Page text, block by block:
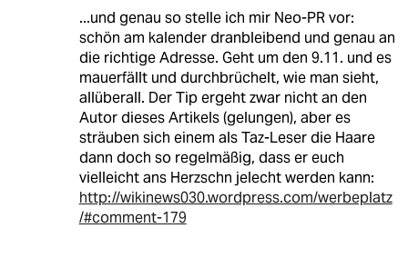
...und genau so stelle ich mir Neo-PR vor:
schön am kalender dranbleibend und genau an
die richtige Adresse. Geht um den 9.11. und es
mauerfällt und durchbrüchelt, wie man sieht,
allüberall. Der Tip ergeht zwar nicht an den
Autor dieses Artikels (gelungen), aber es
sträuben sich einem als Taz-Leser die Haare
dann doch so regelmäßig, dass er euch
vielleicht ans Herzschn jelecht werden kann:
http://wikinews030.wordpress.com/werbeplatz
/#comment-179